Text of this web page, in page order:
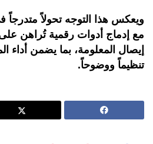
ويعكس هذا التوجه تحولاً متدرجاً
مع إدماج أدوات رقمية تُراهن
إيصال المعلومة، بما يضمن
تنظيماً ووضوحاً.